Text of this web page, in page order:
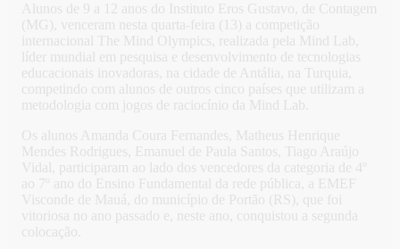
Alunos de 9 a 12 anos do Instituto Eros Gustavo, de Contagem
(MG), venceram nesta quarta-feira (13) a competição
internacional The Mind Olympics, realizada pela Mind Lab,
líder mundial em pesquisa e desenvolvimento de tecnologias
educacionais inovadoras, na cidade de Antália, na Turquia,
competindo com alunos de outros cinco países que utilizam a
metodologia com jogos de raciocínio da Mind Lab.
Os alunos Amanda Coura Fernandes, Matheus Henrique
Mendes Rodrigues, Emanuel de Paula Santos, Tiago Araújo
Vidal, participaram ao lado dos vencedores da categoria de 4º
ao 7º ano do Ensino Fundamental da rede pública, a EMEF
Visconde de Mauá, do município de Portão (RS), que foi
vitoriosa no ano passado e, neste ano, conquistou a segunda
colocação.